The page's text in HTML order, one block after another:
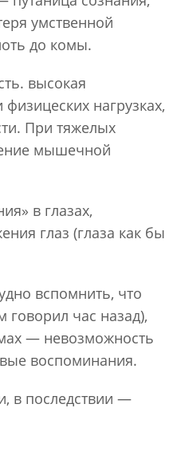
умственной
до комы.
высокая
нагрузках,
При тяжелых
мышечной
в глазах,
глаз (глаза как бы
вспомнить, что
говорил час назад),
— невозможность
воспоминания.
в последствии —